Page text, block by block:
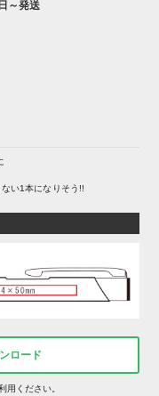
～発送
い1本になりそう!!
ロード
用ください。